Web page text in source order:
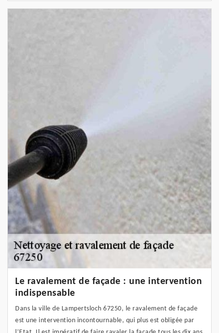
Le ravalement de façade : une intervention
indispensable
Dans la ville de Lampertsloch 67250, le ravalement de façade
est une intervention incontournable, qui plus est obligée par